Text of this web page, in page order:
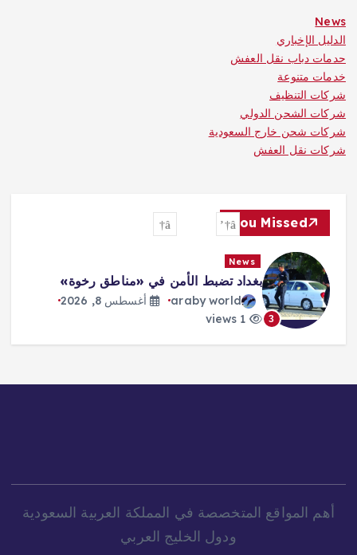
News
الدليل الإخباري
حدمات دباب نقل العفش
خدمات متنوعة
شركات التنظيف
شركات الشحن الدولي
شركات شحن خارج السعودية
شركات نقل العفش
You Missed
3
News
بغداد تضبط الأمن في «مناطق رخوة»
araby world
أغسطس 8, 2026
أهم المواقع المتخصصة في المملكة العربية السعودية
ودول الخليج العربي